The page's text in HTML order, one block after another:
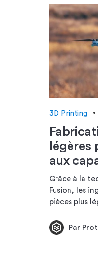
3D Printing
légères
aux
Grâce à la
Fusion, les
pièces plus
Par